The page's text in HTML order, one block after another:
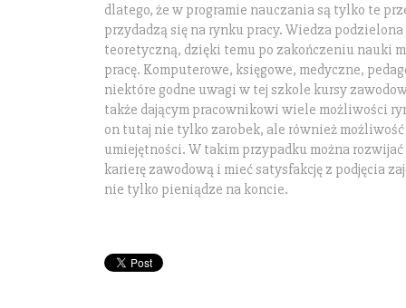
dlatego, że w programie nauczania są tylko te
przydadzą się na rynku pracy. Wiedza
teoretyczną, dzięki temu po zakończeniu nauki
pracę. Komputerowe, księgowe, medyczne,
niektóre godne uwagi w tej szkole kursy
także dającym pracownikowi wiele możliwości
on tutaj nie tylko zarobek, ale również
umiejętności. W takim przypadku można rozwijać
karierę zawodową i mieć satysfakcję z podjęcia
nie tylko pieniądze na koncie.